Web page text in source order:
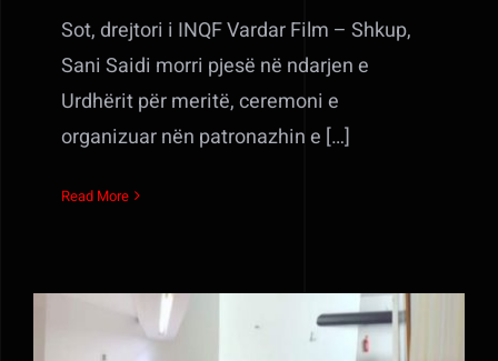
Sot, drejtori i INQF Vardar Film – Shkup,
Sani Saidi morri pjesë në ndarjen e
Urdhërit për meritë, ceremoni e
organizuar nën patronazhin e […]
Read More